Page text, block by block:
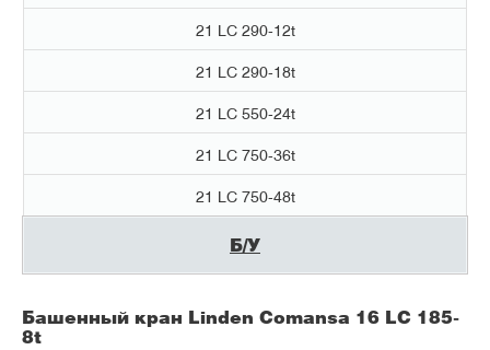
21 LC 290-12t
21 LC 290-18t
21 LC 550-24t
21 LC 750-36t
21 LC 750-48t
Б/У
Башенный кран Linden Comansa 16 LC 185-
8t